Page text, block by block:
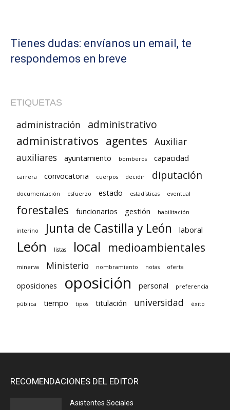
Tienes dudas: envíanos un email, te
respondemos en breve
ETIQUETAS
administración administrativo
administrativos agentes
Auxiliar
auxiliares
ayuntamiento bomberos capacidad
carrera convocatoria cuerpos decidir diputación
documentación esfuerzo estado estadísticas eventual
forestales funcionarios gestión habilitación
interino Junta de Castilla y León laboral
León listas local medioambientales
minerva Ministerio nombramiento notas oferta
oposiciones oposición personal preferencia
pública tiempo tipos titulación universidad éxito
RECOMENDACIONES DEL EDITOR
Asistentes Sociales